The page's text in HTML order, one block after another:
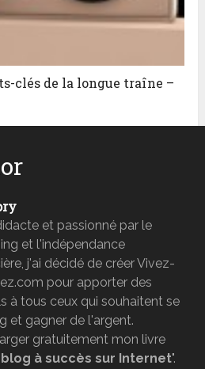
clés de la longue traîne –
et passionné par le
et l'indépendance
j'ai décidé de créer Vivez-
pour apporter des
à tous ceux qui souhaitent se
et gagner de l'argent.
gratuitement mon livre
à succès sur Internet".